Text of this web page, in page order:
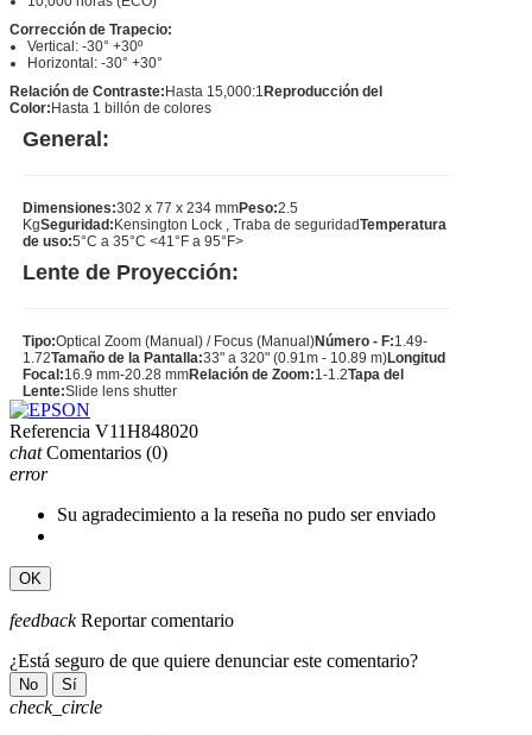
Corrección de Trapecio:
Vertical: -30° +30º
Horizontal: -30° +30°
Relación de Contraste: Hasta 15,000:1 Reproducción del
Color: Hasta 1 billón de colores
General:
Dimensiones:302 x 77 x 234 mmPeso:2.5
KgSeguridad: Kensington Lock , Traba de seguridadTemperatura
de uso:5°C a 35°C <41°F a 95°F>
Lente de Proyección:
Tipo:Optical Zoom (Manual) / Focus (Manual)Número - F:1.49-
1.72Tamaño de la Pantalla:33" a 320" (0.91m - 10.89 m)Longitud
Focal:16.9 mm-20.28 mmRelación de Zoom:1-1.2Tapa del
Lente:Slide lens shutter
Referencia V11H848020
chat Comentarios (0)
error
Su agradecimiento a la reseña no pudo ser enviado
OK
feedback Reportar comentario
¿Está seguro de que quiere denunciar este comentario?
No Sí
check_circle